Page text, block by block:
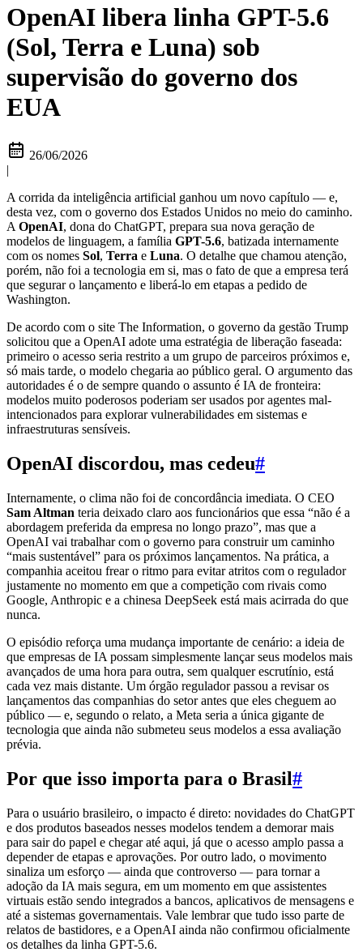
OpenAI libera linha GPT-5.6
(Sol, Terra e Luna) sob
supervisão do governo dos
EUA
26/06/2026
|
A corrida da inteligência artificial ganhou um novo capítulo — e,
desta vez, com o governo dos Estados Unidos no meio do caminho.
A OpenAI, dona do ChatGPT, prepara sua nova geração de
modelos de linguagem, a família GPT-5.6, batizada internamente
com os nomes Sol, Terra e Luna. O detalhe que chamou atenção,
porém, não foi a tecnologia em si, mas o fato de que a empresa terá
que segurar o lançamento e liberá-lo em etapas a pedido de
Washington.
De acordo com o site The Information, o governo da gestão Trump
solicitou que a OpenAI adote uma estratégia de liberação faseada:
primeiro o acesso seria restrito a um grupo de parceiros próximos e,
só mais tarde, o modelo chegaria ao público geral. O argumento das
autoridades é o de sempre quando o assunto é IA de fronteira:
modelos muito poderosos poderiam ser usados por agentes mal-
intencionados para explorar vulnerabilidades em sistemas e
infraestruturas sensíveis.
OpenAI discordou, mas cedeu#
Internamente, o clima não foi de concordância imediata. O CEO
Sam Altman teria deixado claro aos funcionários que essa “não é a
abordagem preferida da empresa no longo prazo”, mas que a
OpenAI vai trabalhar com o governo para construir um caminho
“mais sustentável” para os próximos lançamentos. Na prática, a
companhia aceitou frear o ritmo para evitar atritos com o regulador
justamente no momento em que a competição com rivais como
Google, Anthropic e a chinesa DeepSeek está mais acirrada do que
nunca.
O episódio reforça uma mudança importante de cenário: a ideia de
que empresas de IA possam simplesmente lançar seus modelos mais
avançados de uma hora para outra, sem qualquer escrutínio, está
cada vez mais distante. Um órgão regulador passou a revisar os
lançamentos das companhias do setor antes que eles cheguem ao
público — e, segundo o relato, a Meta seria a única gigante de
tecnologia que ainda não submeteu seus modelos a essa avaliação
prévia.
Por que isso importa para o Brasil#
Para o usuário brasileiro, o impacto é direto: novidades do ChatGPT
e dos produtos baseados nesses modelos tendem a demorar mais
para sair do papel e chegar até aqui, já que o acesso amplo passa a
depender de etapas e aprovações. Por outro lado, o movimento
sinaliza um esforço — ainda que controverso — para tornar a
adoção da IA mais segura, em um momento em que assistentes
virtuais estão sendo integrados a bancos, aplicativos de mensagens e
até a sistemas governamentais. Vale lembrar que tudo isso parte de
relatos de bastidores, e a OpenAI ainda não confirmou oficialmente
os detalhes da linha GPT-5.6.